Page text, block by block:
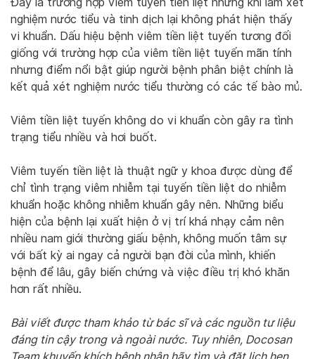
nghiệm nước tiểu và tinh dịch lại không phát hiện thấy
vi khuẩn. Dấu hiệu bệnh viêm tiền liệt tuyến tương đối
giống với trường hợp của viêm tiền liệt tuyến mãn tính
nhưng điểm nổi bật giúp người bệnh phân biệt chính là
kết quả xét nghiệm nước tiểu thường có các tế bào mủ.
Viêm tiền liệt tuyến không do vi khuẩn còn gây ra tình
trạng tiểu nhiều và hơi buốt.
Viêm tuyến tiền liệt là thuật ngữ y khoa được dùng để
chỉ tình trạng viêm nhiễm tại tuyến tiền liệt do nhiễm
khuẩn hoặc không nhiễm khuẩn gây nên. Những biểu
hiện của bệnh lại xuất hiện ở vị trí khá nhạy cảm nên
nhiều nam giới thường giấu bệnh, không muốn tâm sự
với bất kỳ ai ngay cả người bạn đời của mình, khiến
bệnh để lâu, gây biến chứng và việc điều trị khó khăn
hơn rất nhiều.
Bài viết được tham khảo từ bác sĩ và các nguồn tư liệu
đáng tin cậy trong và ngoài nước. Tuy nhiên, Docosan